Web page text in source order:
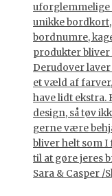
uforglemmelige
unikke
bordnumre,
produkter bliver
Derudover
et væld af
have lidt ekstra.
design, så tøv
gerne være
bliver helt som
til at gøre jeres
Sara & Casper /